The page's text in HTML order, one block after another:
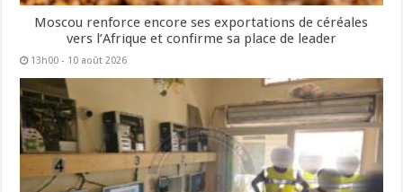
Moscou renforce encore ses exportations de céréales
vers l’Afrique et confirme sa place de leader
13h00 - 10 août 2026